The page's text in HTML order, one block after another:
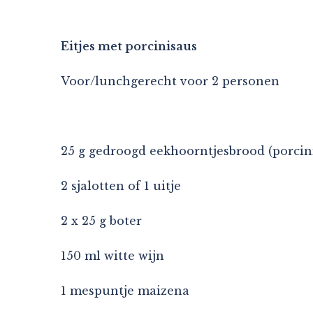
Eitjes met porcinisaus
Voor/lunchgerecht voor 2 personen
25 g gedroogd eekhoorntjesbrood
2 sjalotten of 1 uitje
2 x 25 g boter
150 ml witte wijn
1 mespuntje maizena